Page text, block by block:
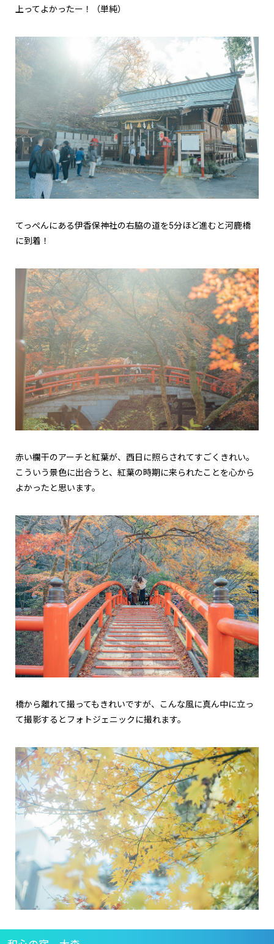
上ってよかったー！（単純）
てっぺんにある伊香保神社の右脇の道を5分ほど進むと河鹿橋
に到着！
赤い欄干のアーチと紅葉が、西日に照らされてすごくきれい。
こういう景色に出合うと、紅葉の時期に来られたことを心から
よかったと思います。
橋から離れて撮ってもきれいですが、こんな風に真ん中に立っ
て撮影するとフォトジェニックに撮れます。